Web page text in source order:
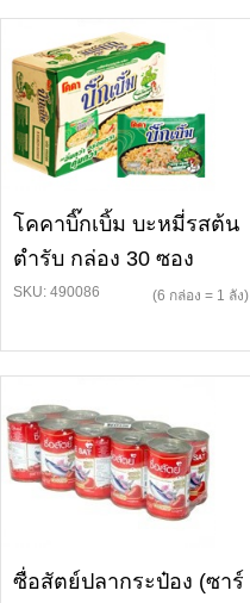
โคคาบิ๊กเบิ้ม บะหมี่รสต้น
ตำรับ กล่อง 30 ซอง
SKU: 490086 (6 กล่อง = 1 ลัง)
ซื่อสัตย์ปลากระป๋อง (ซาร์